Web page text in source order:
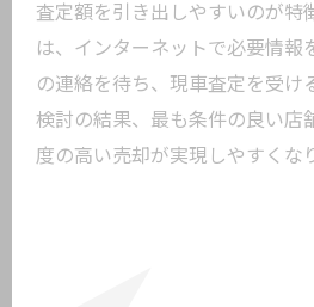
査定額を引き出しやすいのが特
は、インターネットで必要情報
の連絡を待ち、現車査定を受け
検討の結果、最も条件の良い店
度の高い売却が実現しやすくな